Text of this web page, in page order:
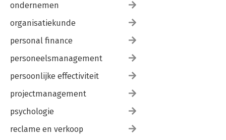
ondernemen
organisatiekunde
personal finance
personeelsmanagement
persoonlijke effectiviteit
projectmanagement
psychologie
reclame en verkoop